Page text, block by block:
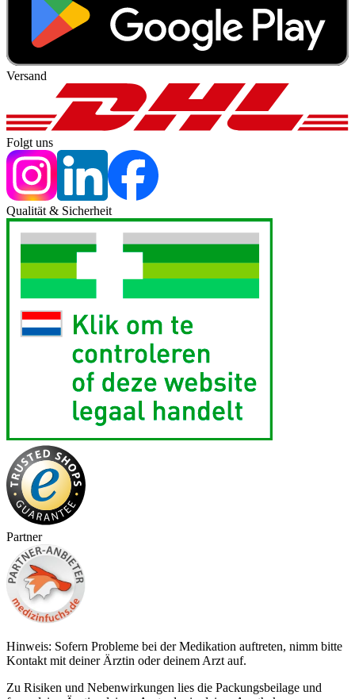
Versand
Folgt uns
Qualität & Sicherheit
Partner
Hinweis: Sofern Probleme bei der Medikation auftreten, nimm bitte
Kontakt mit deiner Ärztin oder deinem Arzt auf.
Zu Risiken und Nebenwirkungen lies die Packungsbeilage und